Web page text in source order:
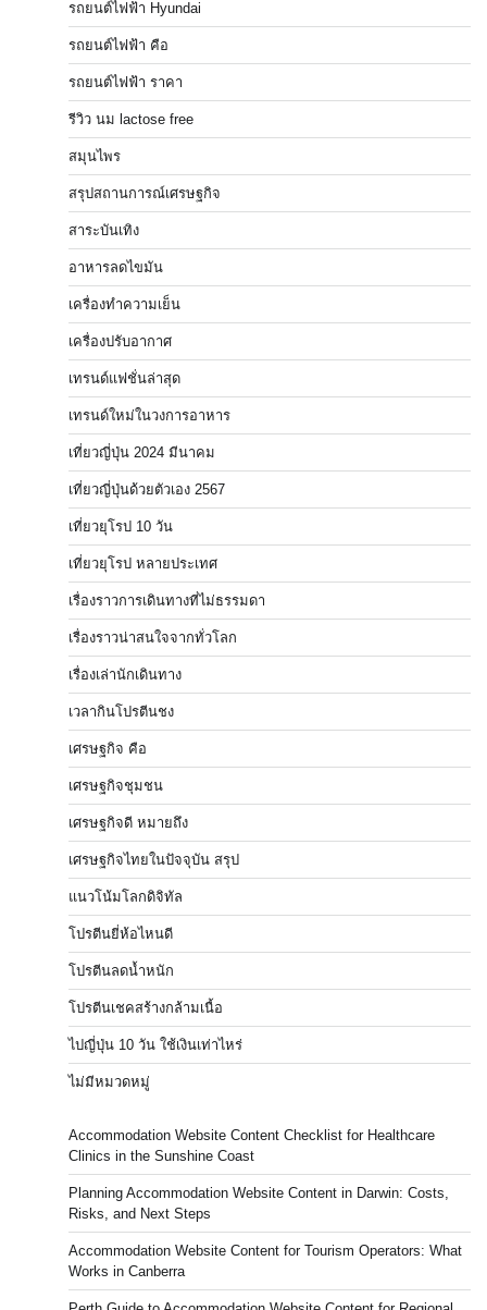
รถยนต์ไฟฟ้า Hyundai
รถยนต์ไฟฟ้า คือ
รถยนต์ไฟฟ้า ราคา
รีวิว นม lactose free
สมุนไพร
สรุปสถานการณ์เศรษฐกิจ
สาระบันเทิง
อาหารลดไขมัน
เครื่องทำความเย็น
เครื่องปรับอากาศ
เทรนด์แฟชั่นล่าสุด
เทรนด์ใหม่ในวงการอาหาร
เที่ยวญี่ปุ่น 2024 มีนาคม
เที่ยวญี่ปุ่นด้วยตัวเอง 2567
เที่ยวยุโรป 10 วัน
เที่ยวยุโรป หลายประเทศ
เรื่องราวการเดินทางที่ไม่ธรรมดา
เรื่องราวน่าสนใจจากทั่วโลก
เรื่องเล่านักเดินทาง
เวลากินโปรตีนชง
เศรษฐกิจ คือ
เศรษฐกิจชุมชน
เศรษฐกิจดี หมายถึง
เศรษฐกิจไทยในปัจจุบัน สรุป
แนวโน้มโลกดิจิทัล
โปรตีนยี่ห้อไหนดี
โปรตีนลดน้ำหนัก
โปรตีนเชคสร้างกล้ามเนื้อ
ไปญี่ปุ่น 10 วัน ใช้เงินเท่าไหร่
ไม่มีหมวดหมู่
Accommodation Website Content Checklist for Healthcare
Clinics in the Sunshine Coast
Planning Accommodation Website Content in Darwin: Costs,
Risks, and Next Steps
Accommodation Website Content for Tourism Operators: What
Works in Canberra